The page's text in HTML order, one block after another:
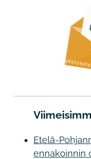
Etelä-
ennakoinnin